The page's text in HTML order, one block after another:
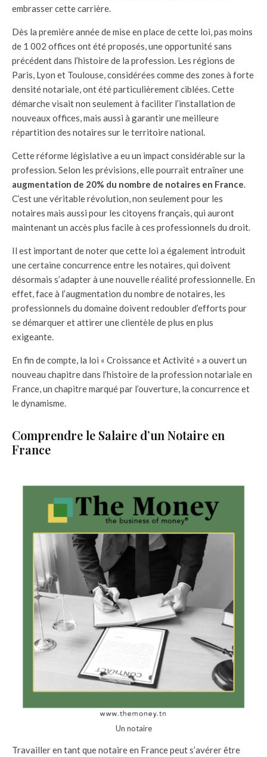
embrasser cette carrière.
Dès la première année de mise en place de cette loi, pas moins
de 1 002 offices ont été proposés, une opportunité sans
précédent dans l’histoire de la profession. Les régions de
Paris, Lyon et Toulouse, considérées comme des zones à forte
densité notariale, ont été particulièrement ciblées. Cette
démarche visait non seulement à faciliter l’installation de
nouveaux offices, mais aussi à garantir une meilleure
répartition des notaires sur le territoire national.
Cette réforme législative a eu un impact considérable sur la
profession. Selon les prévisions, elle pourrait entraîner une
augmentation de 20% du nombre de notaires en France
C’est une véritable révolution, non seulement pour les
notaires mais aussi pour les citoyens français, qui auront
maintenant un accès plus facile à ces professionnels du droit.
Il est important de noter que cette loi a également introduit
une certaine concurrence entre les notaires, qui doivent
désormais s’adapter à une nouvelle réalité professionnelle. En
effet, face à l’augmentation du nombre de notaires, les
professionnels du domaine doivent redoubler d’efforts pour
se démarquer et attirer une clientèle de plus en plus
exigeante.
En fin de compte, la loi « Croissance et Activité » a ouvert un
nouveau chapitre dans l’histoire de la profession notariale en
France, un chapitre marqué par l’ouverture, la concurrence et
le dynamisme.
Comprendre le Salaire d’un Notaire en
France
Un notaire
Travailler en tant que notaire en France peut s’avérer être